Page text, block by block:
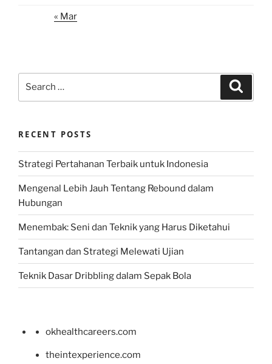
« Mar
RECENT POSTS
Strategi Pertahanan Terbaik untuk Indonesia
Mengenal Lebih Jauh Tentang Rebound dalam
Hubungan
Menembak: Seni dan Teknik yang Harus Diketahui
Tantangan dan Strategi Melewati Ujian
Teknik Dasar Dribbling dalam Sepak Bola
okhealthcareers.com
theintexperience.com